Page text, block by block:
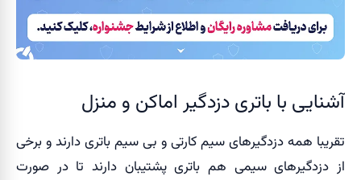
آشنایی با باتری دزدگیر اماکن و منزل
تقریبا همه دزدگیرهای سیم کارتی و بی سیم باتری دارند و برخی
از دزدگیرهای سیمی هم باتری پشتیبان دارند تا در صورت